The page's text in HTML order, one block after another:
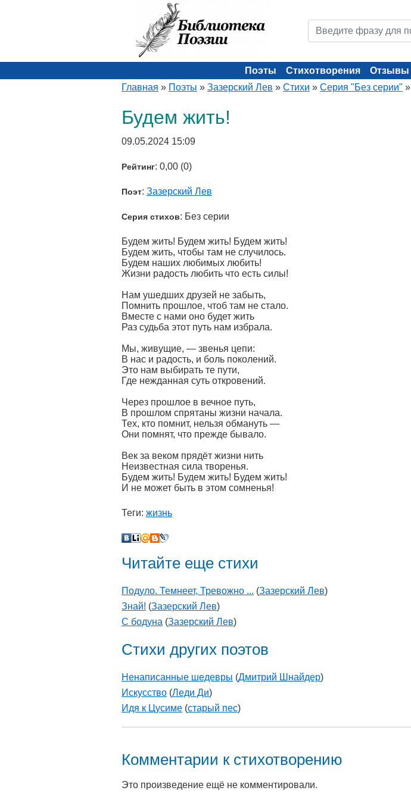
Поэты Стихотворения Отзывы
Главная » Поэты » Зазерский Лев » Стихи » Серия "Без серии" »
Будем жить!
09.05.2024 15:09
Рейтинг: 0,00 (0)
Поэт: Зазерский Лев
Серия стихов: Без серии
Будем жить! Будем жить! Будем жить!
Будем жить, чтобы там не случилось.
Будем наших любимых любить!
Жизни радость любить что есть силы!
Нам ушедших друзей не забыть,
Помнить прошлое, чтоб там не стало.
Вместе с нами оно будет жить
Раз судьба этот путь нам избрала.
Мы, живущие, — звенья цепи:
В нас и радость, и боль поколений.
Это нам выбирать те пути,
Где нежданная суть откровений.
Через прошлое в вечное путь,
В прошлом спрятаны жизни начала.
Тех, кто помнит, нельзя обмануть —
Они помнят, что прежде бывало.
Век за веком прядёт жизни нить
Неизвестная сила творенья.
Будем жить! Будем жить! Будем жить!
И не может быть в этом сомненья!
Теги: жизнь
Читайте еще стихи
Подуло. Темнеет, Тревожно ... (Зазерский Лев)
Знай! (Зазерский Лев)
С бодуна (Зазерский Лев)
Стихи других поэтов
Ненаписанные шедевры (Дмитрий Шнайдер)
Искусство (Леди Ди)
Идя к Цусиме (старый пес)
Комментарии к стихотворению
Это произведение ещё не комментировали.